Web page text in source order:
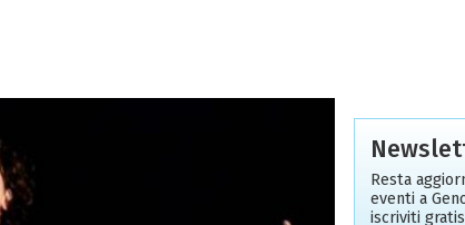
Resta
eventi a
iscriviti